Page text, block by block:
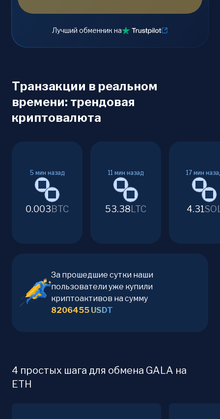
Лучший обменник на
Транзакции в реальном
времени: трендовая
криптовалюта
5 мин назад
0.003BTC
11 мин назад
53.38LTC
17 мин
4.31
За прошедшие сутки наши
пользователи уже купили
криптоактивов на сумму
8206455 USDT
4 простых шага для обмена GALA на
ETH